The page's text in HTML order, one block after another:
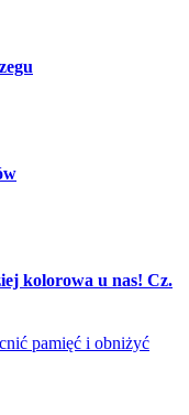
kolorowa u nas! Cz.